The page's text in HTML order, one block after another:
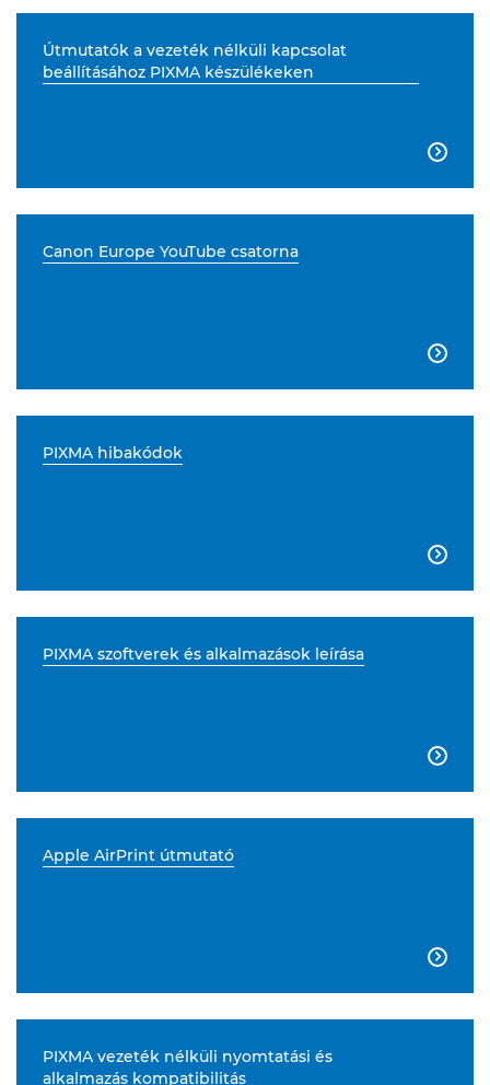
Útmutatók a vezeték nélküli kapcsolat
beállításához PIXMA készülékeken

Canon Europe YouTube csatorna

PIXMA hibakódok

PIXMA szoftverek és alkalmazások leírása

Apple AirPrint útmutató

PIXMA vezeték nélküli nyomtatási és
alkalmazás kompatibilitás